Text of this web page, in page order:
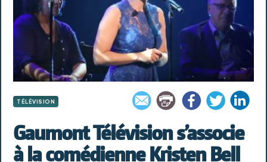
TÉLÉVISION
Gaumont Télévision s’associe
à la comédienne Kristen Bell